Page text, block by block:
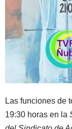
Las funciones de
19:30 horas en la